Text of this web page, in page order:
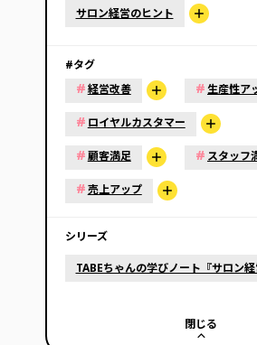
サロン経営のヒント
#タグ
#経営改善 #生産性ア
# ロイヤルカスタマー
#顧客満足 # スタッフ
#売上アップ
シリーズ
TABEちゃんの学びノート『サロン
閉じる